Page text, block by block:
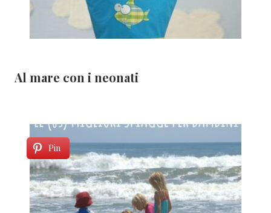
Al mare con i neonati
Pin